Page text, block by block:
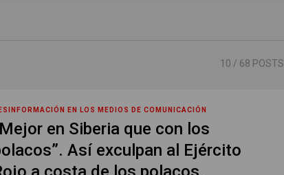
10 / 68 POSTS
EN LOS MEDIOS DE COMUNICACIÓN
en Siberia que con los
Así exculpan al Ejército